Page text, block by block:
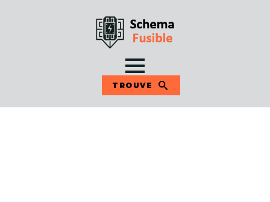
TROUVE